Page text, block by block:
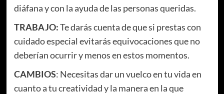
diáfana y con la ayuda de las personas queridas.
TRABAJO:Te darás cuenta de que si prestas con
cuidado especial evitarás equivocaciones que no
deberían ocurrir y menos en estos momentos.
CAMBIOS: Necesitas dar un vuelco en tu vida en
cuanto a tu creatividad y la manera en la que